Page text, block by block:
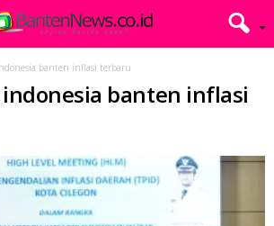
banten inflasi terbaru
banten inflasi